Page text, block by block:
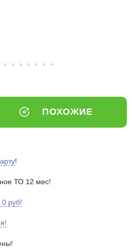
ПОХОЖИЕ
!
ТО 12 мес!
0 руб!
plait.ru